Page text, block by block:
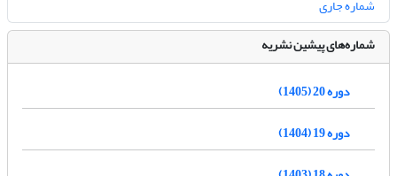
شماره جاری
شماره‌های پیشین نشریه
دوره 20 (1405)
دوره 19 (1404)